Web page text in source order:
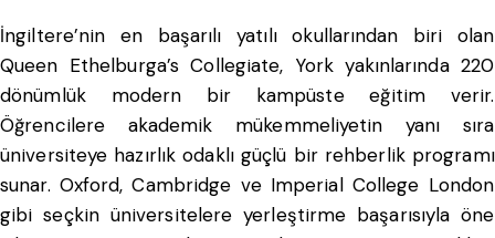
İngiltere’nin en başarılı yatılı okullarından biri olan
Queen Ethelburga’s Collegiate, York yakınlarında 220
dönümlük modern bir kampüste eğitim verir.
Öğrencilere akademik mükemmeliyetin yanı sıra
üniversiteye hazırlık odaklı güçlü bir rehberlik programı
sunar. Oxford, Cambridge ve Imperial College London
gibi seçkin üniversitelere yerleştirme başarısıyla öne